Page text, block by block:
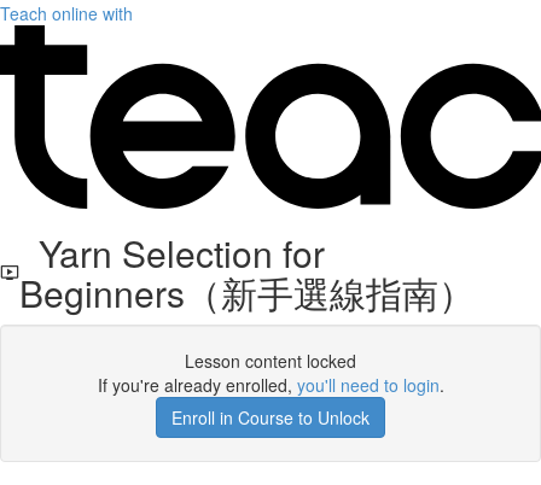
Teach online with
Yarn Selection for
Beginners（新手選線指南）
Lesson content locked
If you're already enrolled, you'll need to login.
Enroll in Course to Unlock